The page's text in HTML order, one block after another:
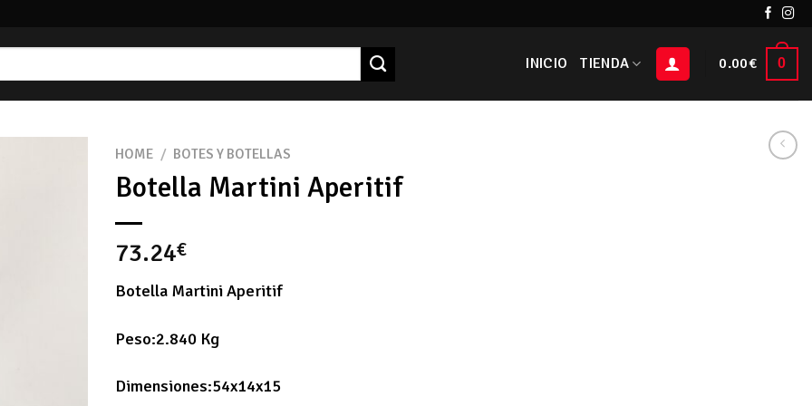
INICIO TIENDA 0.00€ 0
HOME / BOTES Y BOTELLAS
Botella Martini Aperitif
73.24€
Botella Martini Aperitif
Peso:2.840 Kg
Dimensiones:54x14x15